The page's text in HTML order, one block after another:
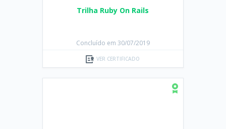
Trilha Ruby On Rails
Concluído em 30/07/2019
VER CERTIFICADO